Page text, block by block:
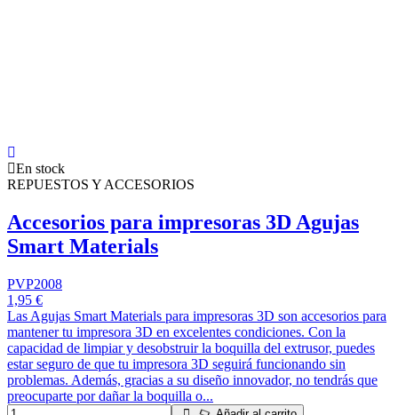
En stock
REPUESTOS Y ACCESORIOS
Accesorios para impresoras 3D Agujas
Smart Materials
PVP2008
1,95 €
Las Agujas Smart Materials para impresoras 3D son accesorios para
mantener tu impresora 3D en excelentes condiciones. Con la
capacidad de limpiar y desobstruir la boquilla del extrusor, puedes
estar seguro de que tu impresora 3D seguirá funcionando sin
problemas. Además, gracias a su diseño innovador, no tendrás que
preocuparte por dañar la boquilla o...